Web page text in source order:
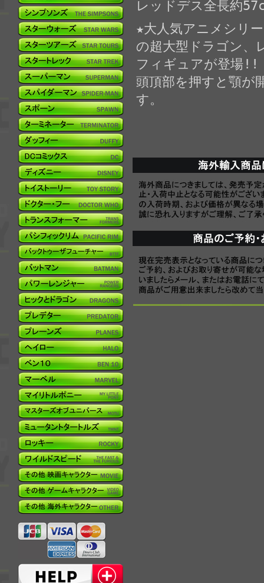
レッドデス全長約
★大人気アニメシリ
の超大型ドラゴン、
フィギュアが登場!!
頭頂部を押すと顎が
す。